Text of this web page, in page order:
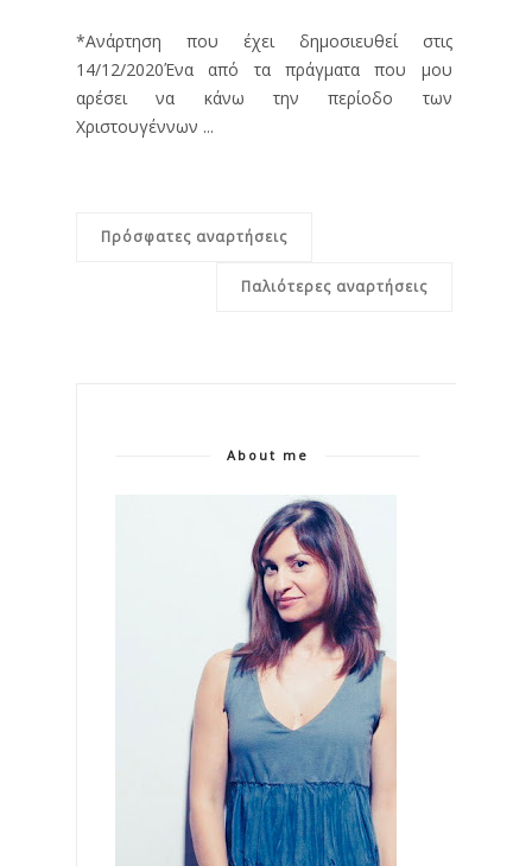
*Ανάρτηση που έχει δημοσιευθεί στις
14/12/2020Ένα από τα πράγματα που μου
αρέσει να κάνω την περίοδο των
Χριστουγέννων ...
Πρόσφατες αναρτήσεις
Παλιότερες αναρτήσεις
About me